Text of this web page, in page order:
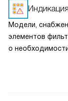
вентиляция
удаление пара и
делает вытяжку
кулинарных
и чистым.
Модели,
элементов
о